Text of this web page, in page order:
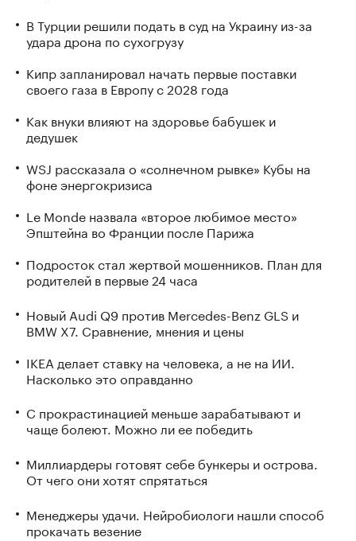
В Турции решили подать в суд на Украину из-за
удара дрона по сухогрузу
Кипр запланировал начать первые поставки
своего газа в Европу с 2028 года
Как внуки влияют на здоровье бабушек и
дедушек
WSJ рассказала о «солнечном рывке» Кубы на
фоне энергокризиса
Le Monde назвала «второе любимое место»
Эпштейна во Франции после Парижа
Подросток стал жертвой мошенников. План для
родителей в первые 24 часа
Новый Audi Q9 против Mercedes-Benz GLS и
BMW X7. Сравнение, мнения и цены
IKEA делает ставку на человека, а не на ИИ.
Насколько это оправданно
С прокрастинацией меньше зарабатывают и
чаще болеют. Можно ли ее победить
Миллиардеры готовят себе бункеры и острова.
От чего они хотят спрятаться
Менеджеры удачи. Нейробиологи нашли способ
прокачать везение